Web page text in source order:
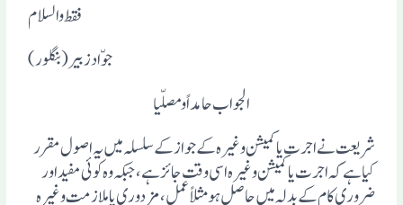
فقط والسلام
جو ّاد زبیر(بنگلور)
الجواب حامداً ومصلّیا
شریعت نے اجرت یا کمیشن وغیرہ کے جواز کے سلسلہ میں یہ اصول مقرر
کیا ہے کہ اجرت یا کمیشن وغیرہ اسی وقت جائز ہے، جبکہ وہ کوئی مفید اور
ضروری کام کے بدلہ میں حاصل ہو مثلاً عمل ،مزدوری یا ملازمت وغیرہ